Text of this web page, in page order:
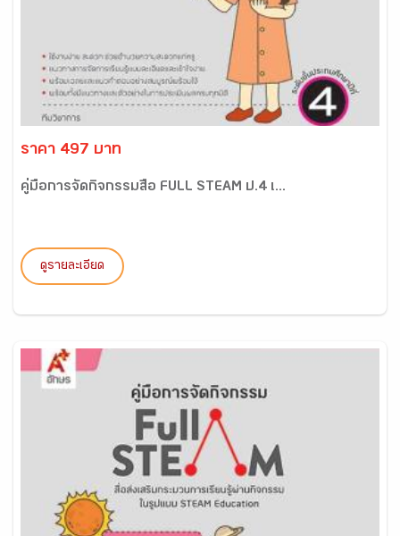
ราคา 497 บาท
คู่มือการจัดกิจกรรมสื่อ FULL STEAM ป.4 เ...
ดูรายละเอียด